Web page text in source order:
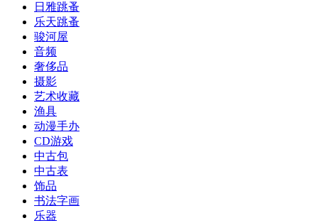
日雅跳蚤
乐天跳蚤
骏河屋
音频
奢侈品
摄影
艺术收藏
渔具
动漫手办
CD游戏
中古包
中古表
饰品
书法字画
乐器